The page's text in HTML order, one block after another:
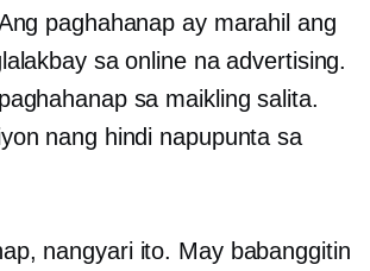
paghahanap ay marahil ang
sa online na advertising.
sa maikling salita.
nang hindi napupunta sa
nangyari ito. May babanggitin